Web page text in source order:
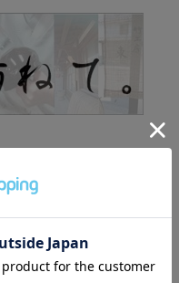
いて結構です。また熱湯をか
りが良い場所や乾燥が激し
あります。ご注意ください。